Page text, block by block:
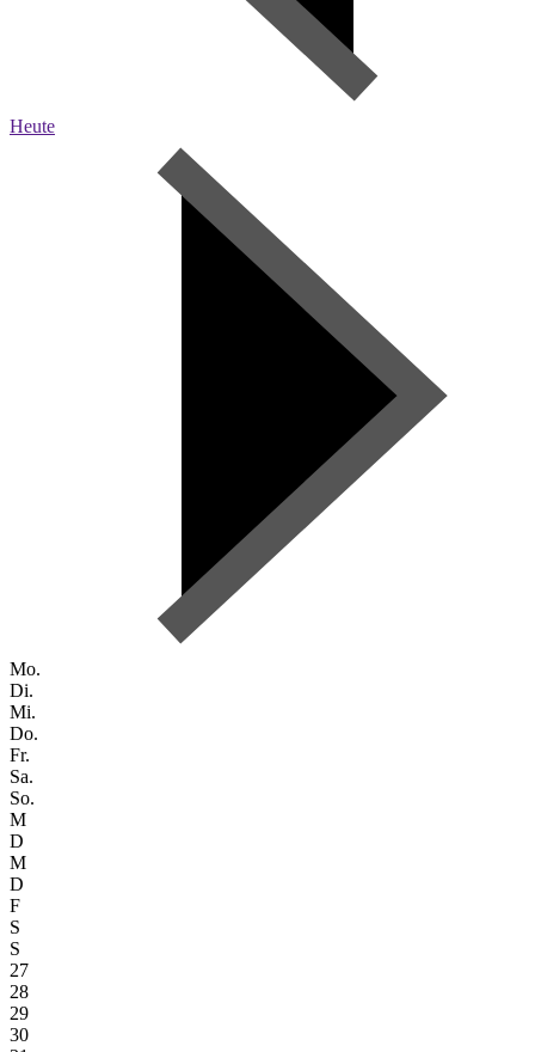
Heute
Mo.
Di.
Mi.
Do.
Fr.
Sa.
So.
M
D
M
D
F
S
S
27
28
29
30